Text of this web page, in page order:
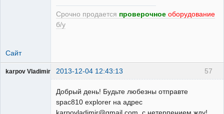
Срочно продается проверочное оборудование
б/у
Сайт
57
karpov Vladimir 2013-12-04 12:43:13
Добрый день! Будьте любезны отправте
spac810 explorer на адрес